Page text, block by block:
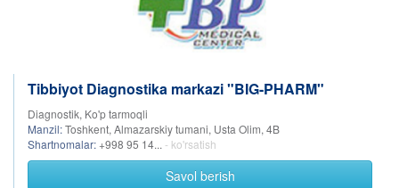
Tibbiyot Diagnostika markazi "BIG-PHARM"
Diagnostik, Ko'p tarmoqli
Manzil:Toshkent, Almazarskiy tumani, Usta Olim, 4B
Shartnomalar: +998 95 14... - ko'rsatish
Savol berish